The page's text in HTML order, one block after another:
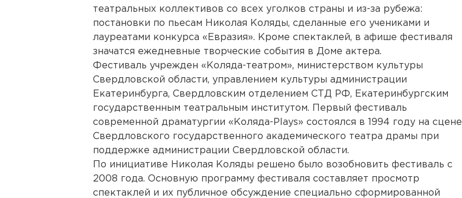
театральных коллективов со всех уголков страны и из-за рубежа:
постановки по пьесам Николая Коляды, сделанные его учениками и
лауреатами конкурса «Евразия». Кроме спектаклей, в афише фестиваля
значатся ежедневные творческие события в Доме актера.
Фестиваль учрежден «Коляда-театром», министерством культуры
Свердловской области, управлением культуры администрации
Екатеринбурга, Свердловским отделением СТД РФ, Екатеринбургским
государственным театральным институтом. Первый фестиваль
современной драматургии «Коляда-Plays» состоялся в 1994 году на сцене
Свердловского государственного академического театра драмы при
поддержке администрации Свердловской области.
По инициативе Николая Коляды решено было возобновить фестиваль с
2008 года. Основную программу фестиваля составляет просмотр
спектаклей и их публичное обсуждение специально сформированной